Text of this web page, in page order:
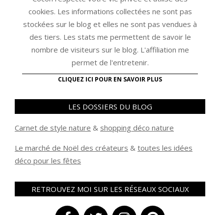
cookies. Les informations collectées ne sont pas
stockées sur le blog et elles ne sont pas vendues à
des tiers. Les stats me permettent de savoir le
nombre de visiteurs sur le blog. L'affiliation me
permet de l'entretenir.
CLIQUEZ ICI POUR EN SAVOIR PLUS
LES DOSSIERS DU BLOG
Carnet de style nature & shopping déco nature
Le marché de Noël des créateurs & toutes les idées
déco pour les fêtes
RETROUVEZ MOI SUR LES RÉSEAUX SOCIAUX